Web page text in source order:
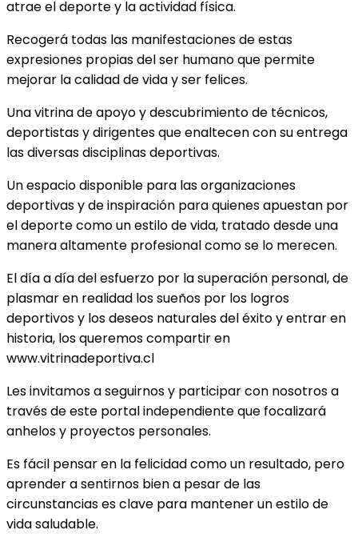
atrae el deporte y la actividad física.
Recogerá todas las manifestaciones de estas
expresiones propias del ser humano que permite
mejorar la calidad de vida y ser felices.
Una vitrina de apoyo y descubrimiento de técnicos,
deportistas y dirigentes que enaltecen con su entrega
las diversas disciplinas deportivas.
Un espacio disponible para las organizaciones
deportivas y de inspiración para quienes apuestan por
el deporte como un estilo de vida, tratado desde una
manera altamente profesional como se lo merecen.
El día a día del esfuerzo por la superación personal, de
plasmar en realidad los sueños por los logros
deportivos y los deseos naturales del éxito y entrar en
historia, los queremos compartir en
www.vitrinadeportiva.cl
Les invitamos a seguirnos y participar con nosotros a
través de este portal independiente que focalizará
anhelos y proyectos personales.
Es fácil pensar en la felicidad como un resultado, pero
aprender a sentirnos bien a pesar de las
circunstancias es clave para mantener un estilo de
vida saludable.